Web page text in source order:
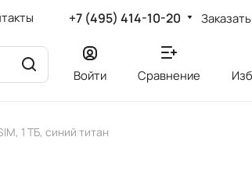
+7 (495) 414-10-20
Войти Сравнение
1 ТБ, синий титан